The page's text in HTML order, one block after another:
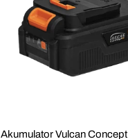
Akumulator Vulcan Concept